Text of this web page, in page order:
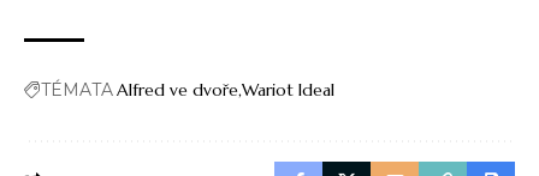
TÉMATAAlfred ve dvořeWariot Ideal